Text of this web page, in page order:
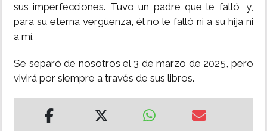
sus imperfecciones. Tuvo un padre que le falló, y,
para su eterna vergüenza, él no le falló ni a su hija ni
a mí.
Se separó de nosotros el 3 de marzo de 2025, pero
vivirá por siempre a través de sus libros.